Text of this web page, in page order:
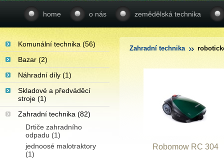
home o nás zemědělská technika
Zahradní technika
Robomow RC 304
Komunální technika (56)
Bazar (2)
Náhradní díly (1)
Skladové a předváděcí
stroje (1)
Zahradní technika (82)
Drtiče zahradního
odpadu (1)
jednoosé malotraktory
(1)